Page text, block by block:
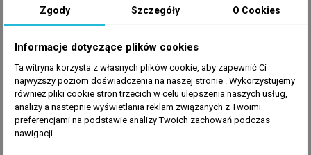
dwóch strumieni w jeden.
Klejem TANGIT PVC-U po uprzednim odtłuszczeniu
oczyszczaczem TANGIT. Pełna wytrzymałość złącza
po 24 godzinach.
Czy trójnik PVC-U jest odporny na wodę słoną?
Tak. PVC-U jest w pełni odporny na wodę słoną i
chemikalia akwarystyczne.
Zgody Szczegóły O Cookies
Informacje dotyczące plików cookies
Ta witryna korzysta z własnych plików cookie, aby zapewnić Ci
najwyższy poziom doświadczenia na naszej stronie . Wykorzystujemy
również pliki cookie stron trzecich w celu ulepszenia naszych usług,
analizy a nastepnie wyświetlania reklam związanych z Twoimi
preferencjami na podstawie analizy Twoich zachowań podczas
nawigacji.